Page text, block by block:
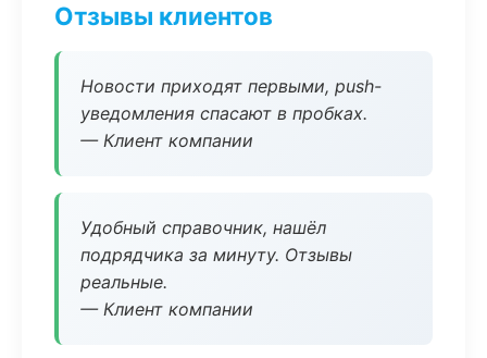
Отзывы клиентов
Новости приходят первыми, push-
уведомления спасают в пробках.
— Клиент компании
Удобный справочник, нашёл
подрядчика за минуту. Отзывы
реальные.
— Клиент компании